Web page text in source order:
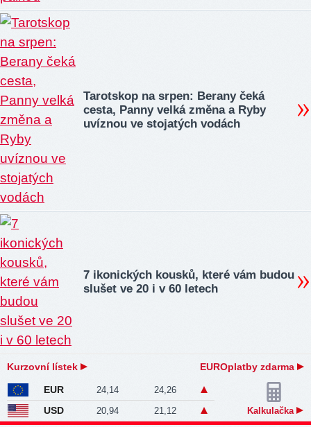
Tarotskop na srpen: Berany čeká
cesta, Panny velká změna a Ryby
uvíznou ve stojatých vodách
7 ikonických kousků, které vám budou
slušet ve 20 i v 60 letech
Kurzovní lístek EUROplatby zdarma
EUR 24,14 24,26
USD 20,94 21,12 Kalkulačka